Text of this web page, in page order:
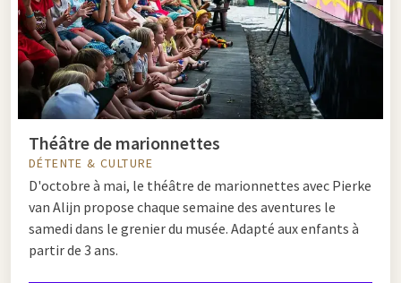
Théâtre de marionnettes
DÉTENTE & CULTURE
D'octobre à mai, le théâtre de marionnettes avec Pierke
van Alijn propose chaque semaine des aventures le
samedi dans le grenier du musée. Adapté aux enfants à
partir de 3 ans.